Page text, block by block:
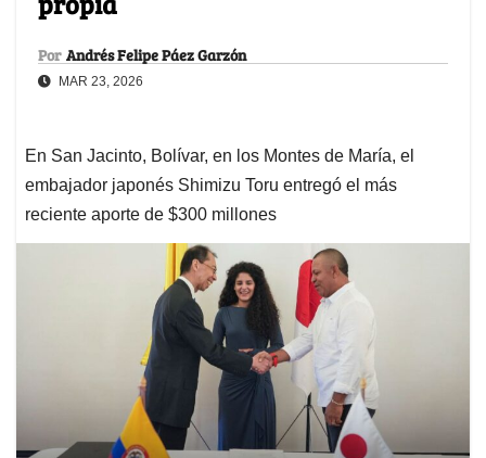
Por Andrés Felipe Páez Garzón
MAR 23, 2026
En San Jacinto, Bolívar, en los Montes de María, el
embajador japonés Shimizu Toru entregó el más
reciente aporte de $300 millones